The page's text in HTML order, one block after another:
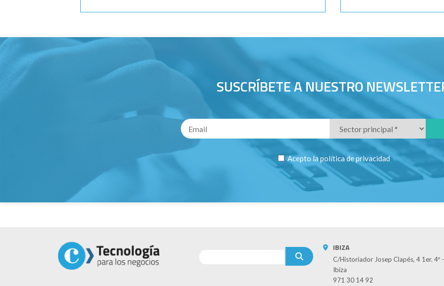
SUSCRÍBETE A NUESTRO
Acepto lapolítica de privacidad
IBIZA
C/Historiador Josep Clapés, 4 1er. 4º
Ibiza
971 30 14 92